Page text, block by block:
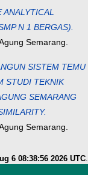
ANALYTICAL
N 1 BERGAS).
Semarang.
SISTEM TEMU
STUDI TEKNIK
SEMARANG
Semarang.
6 08:38:56 2026 UTC.